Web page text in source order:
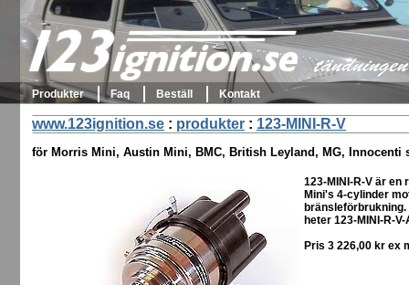
123ignition.se
Produkter Faq Beställ Kontakt
www.123ignition.se : produkter : 123-MINI-R-V
för Morris Mini, Austin Mini, BMC, British Leyland, MG, Innocenti
123-MINI-R-V är
Mini's 4-cylinder
heter 123-MINI-R-
Pris 3 226,00 kr ex